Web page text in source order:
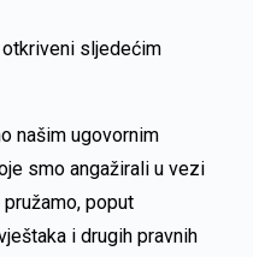
sljedećim
našim ugovornim
smo angažirali u vezi
poput
i drugih pravnih